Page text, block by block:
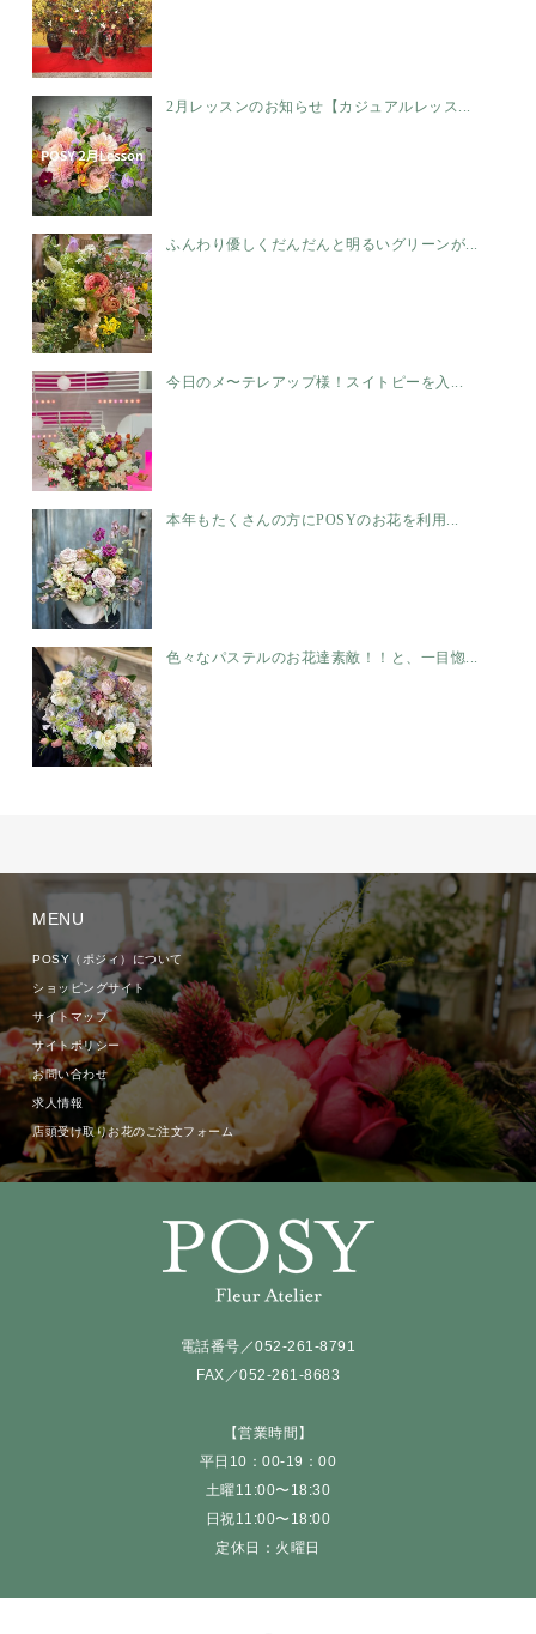
2月レッスンのお知らせ【カジュアルレッス...
ふんわり優しくだんだんと明るいグリーンが...
今日のメ〜テレアップ様！スイトピーを入...
本年もたくさんの方にPOSYのお花を利用...
色々なパステルのお花達素敵！！と、一目惚...
MENU
POSY（ポジィ）について
ショッピングサイト
サイトマップ
サイトポリシー
お問い合わせ
求人情報
店頭受け取りお花のご注文フォーム
電話番号／052-261-8791
FAX／052-261-8683
【営業時間】
平日10：00-19：00
土曜11:00〜18:30
日祝11:00〜18:00
定休日：火曜日